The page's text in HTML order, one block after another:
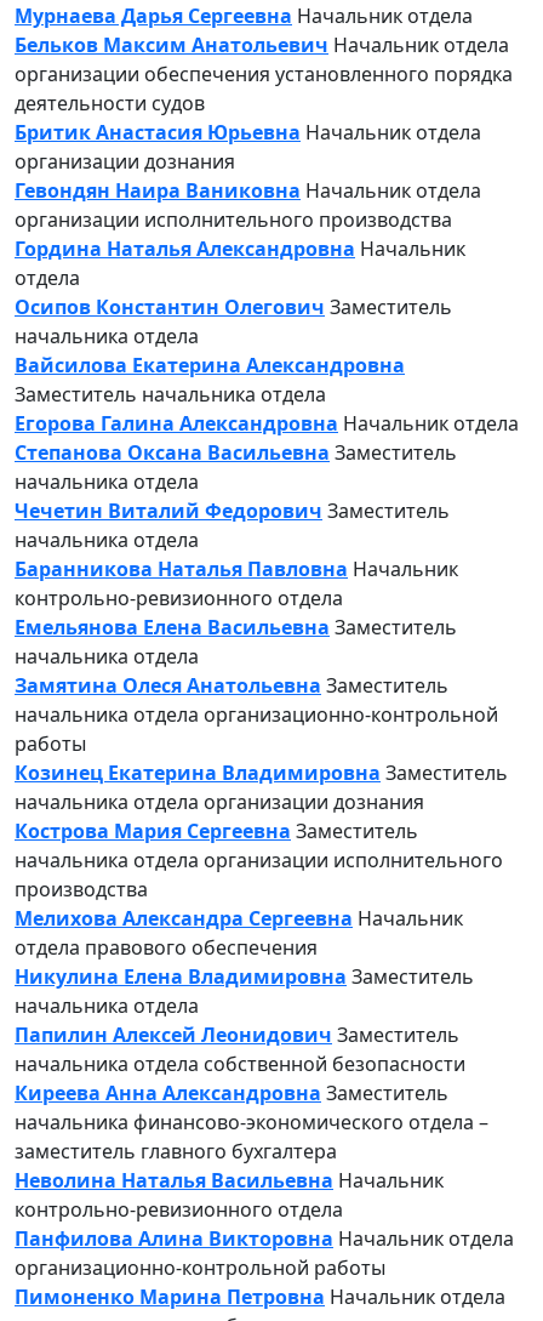
Мурнаева Дарья Сергеевна Начальник отдела
Бельков Максим Анатольевич Начальник отдела
организации обеспечения установленного порядка
деятельности судов
Бритик Анастасия Юрьевна Начальник отдела
организации дознания
Гевондян Наира Ваниковна Начальник отдела
организации исполнительного производства
Гордина Наталья Александровна Начальник
отдела
Осипов Константин Олегович Заместитель
начальника отдела
Вайсилова Екатерина Александровна
Заместитель начальника отдела
Егорова Галина Александровна Начальник отдела
Степанова Оксана Васильевна Заместитель
начальника отдела
Чечетин Виталий Федорович Заместитель
начальника отдела
Баранникова Наталья Павловна Начальник
контрольно-ревизионного отдела
Емельянова Елена Васильевна Заместитель
начальника отдела
Замятина Олеся Анатольевна Заместитель
начальника отдела организационно-контрольной
работы
Козинец Екатерина Владимировна Заместитель
начальника отдела организации дознания
Кострова Мария Сергеевна Заместитель
начальника отдела организации исполнительного
производства
Мелихова Александра Сергеевна Начальник
отдела правового обеспечения
Никулина Елена Владимировна Заместитель
начальника отдела
Папилин Алексей Леонидович Заместитель
начальника отдела собственной безопасности
Киреева Анна Александровна Заместитель
начальника финансово-экономического отдела –
заместитель главного бухгалтера
Неволина Наталья Васильевна Начальник
контрольно-ревизионного отдела
Панфилова Алина Викторовна Начальник отдела
организационно-контрольной работы
Пимоненко Марина Петровна Начальник отдела